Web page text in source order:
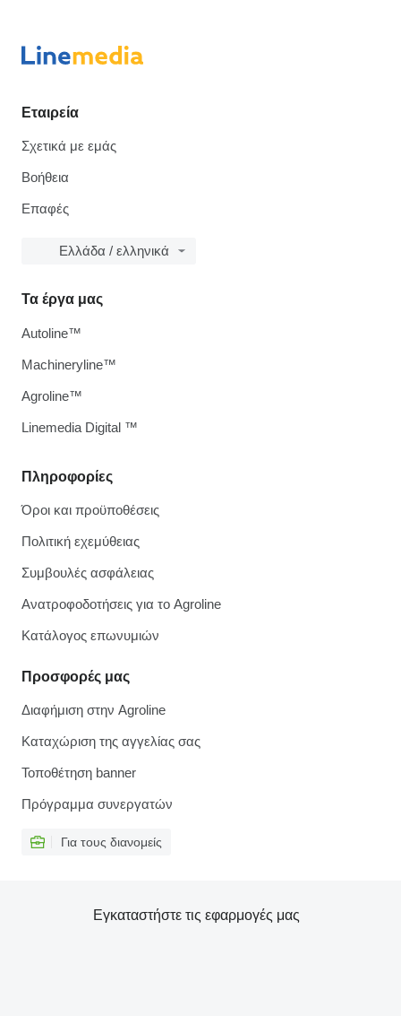
Εταιρεία
Σχετικά με εμάς
Βοήθεια
Επαφές
Ελλάδα / ελληνικά
Πληροφορίες
Όροι και προϋποθέσεις
Πολιτική εχεμύθειας
Συμβουλές ασφάλειας
Ανατροφοδοτήσεις για το Agroline
Κατάλογος επωνυμιών
Προσφορές μας
Διαφήμιση στην Agroline
Καταχώριση της αγγελίας σας
Τοποθέτηση banner
Πρόγραμμα συνεργατών
Για τους διανομείς
Τα έργα μας
Autoline™
Machineryline™
Agroline™
Linemedia Digital ™
Εγκαταστήστε τις εφαρμογές μας